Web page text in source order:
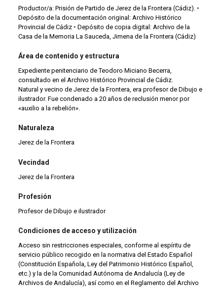
Productor/a: Prisión de Partido de Jerez de la Frontera (Cádiz). ◦
Depósito de la documentación original: Archivo Histórico
Provincial de Cádiz ◦ Depósito de copia digital: Archivo de la
Casa de la Memoria La Sauceda, Jimena de la Frontera (Cádiz)
Área de contenido y estructura
Expediente penitenciario de Teodoro Miciano Becerra,
consultado en el Archivo Histórico Provincial de Cádiz.
Natural y vecino de Jerez de la Frontera, era profesor de Dibujo e
ilustrador. Fue condenado a 20 años de reclusión menor por
«auxilio a la rebelión».
Naturaleza
Jerez de la Frontera
Vecindad
Jerez de la Frontera
Profesión
Profesor de Dibujo e ilustrador
Condiciones de acceso y utilización
Acceso sin restricciones especiales, conforme al espíritu de
servicio público recogido en la normativa del Estado Español
(Constitución Española, Ley del Patrimonio Histórico Español,
etc.) y la de la Comunidad Autónoma de Andalucía (Ley de
Archivos de Andalucía), así como en el Reglamento del Archivo